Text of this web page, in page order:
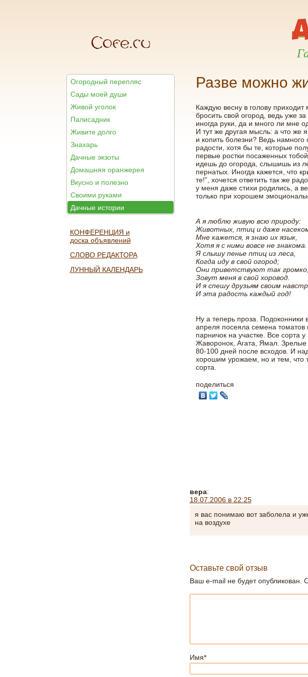
Огородный перепляс
Сады моей души
Живой уголок
Палисадник
Живите долго
Знахарь
Дачные экзоты
Домашняя оранжерея
Вкусно и полезно
Своими руками
Дачные истории
КОНФЕРЕНЦИЯ и
доска объявлений
СЛОВО РЕДАКТОРА
ЛУННЫЙ КАЛЕНДАРЬ
Разве можно
Каждую весну в голову
бросить свой огород, ведь уже
иногда руки, да и много ли мне
И тут же другая мысль: а что же
и копить болезни? Ведь намного
радости, хотя бы те, которые
первые ростки посаженных
идешь до огорода, слышишь из
пернатых. Иногда кажется, что
те!”, хочется ответить так же
у меня даже стихи родились, а
только при хорошем
А я люблю живую всю природу:
Животных, птиц и даже
Мне кажется, я знаю их язык,
Хотя я с ними вовсе не знакома.
Я слышу пенье птиц из леса,
Когда иду в свой огород;
Они приветствуют так громко,
Зовут меня в свой хоровод.
И я спешу друзьям своим
И эта радость каждый год!
Ну а теперь проза. Подоконники
апреля посеяла семена
парничок на участке. Все сорта
Жаворонок, Агата, Ямал. Зрелые
80-100 дней после всходов. И
хорошим урожаем, но и тем, что
сорта.
поделиться
вера:
18.07.2006 в 22:25
я вас понимаю вот заболела и
на воздухе
Оставьте свой отзыв
Ваш e-mail не будет опубликован.
Имя*